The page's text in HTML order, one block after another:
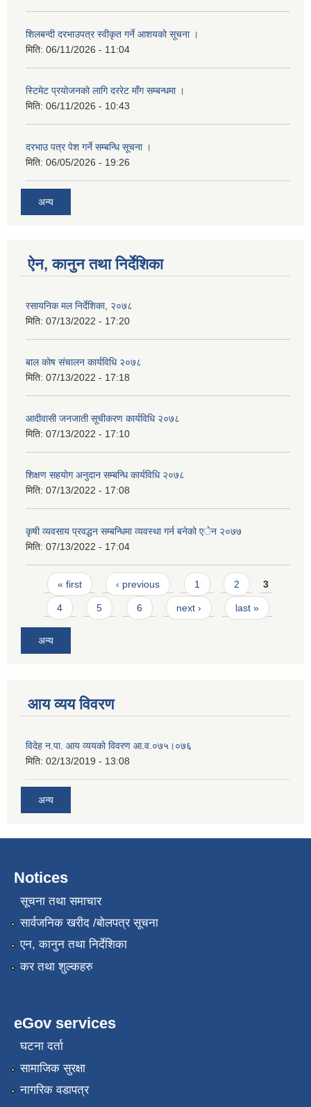
शिलबन्दी दरभाउपत्र स्वीकृत गर्ने आशयको सूचना ।
मिति: 06/11/2026 - 11:04
स्टिमेट प्रयोजनको लागि दररेट माँग सम्बन्धमा ।
मिति: 06/11/2026 - 10:43
दरभाउ पत्र पेश गर्ने सम्बन्धि सूचना ।
मिति: 06/05/2026 - 19:26
अन्य
ऐन, कानुन तथा निर्देशिका
रसायनिक मल निर्देशिका, २०७८
मिति: 07/13/2022 - 17:20
बाल काेष संचालन कार्यविधि २०७८
मिति: 07/13/2022 - 17:18
आदीवासी जनजाती सूचीकरण कार्यविधि २०७८
मिति: 07/13/2022 - 17:10
शिक्षण सहयाेग अनुदान सम्बन्धि कार्यविधि २०७८
मिति: 07/13/2022 - 17:08
कृषी व्यवसाय प्रवद्धन सम्बन्धिमा व्यवस्था गर्न बनेको एेन २०७७
मिति: 07/13/2022 - 17:04
Pages
« first ‹ previous 1 2 3
4 5 6 next › last »
अन्य
आय व्यय विवरण
विदेह न.पा. आय व्ययको विवरण आ.व.०७५।०७६
मिति: 02/13/2019 - 13:08
अन्य
Notices
सूचना तथा समाचार
सार्वजनिक खरीद /बोलपत्र सूचना
एन, कानुन तथा निर्देशिका
कर तथा शुल्कहरु
eGov services
घटना दर्ता
सामाजिक सुरक्षा
नागरिक वडापत्र